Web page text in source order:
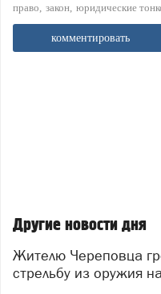
право закон юридические
комментировать
Другие новости дня
Жителю Череповца грозит до семи лет за
стрельбу из оружия